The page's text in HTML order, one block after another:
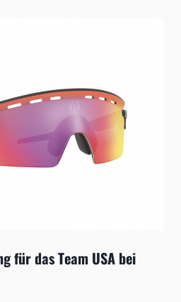
für das Team USA bei